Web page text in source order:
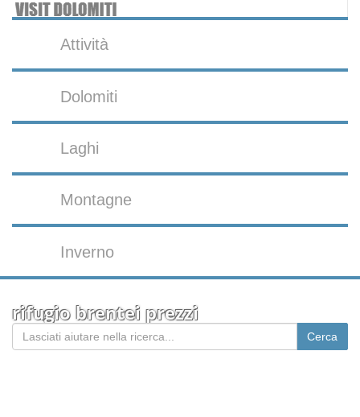
Attività
Dolomiti
Laghi
Montagne
Inverno
rifugio brentei prezzi